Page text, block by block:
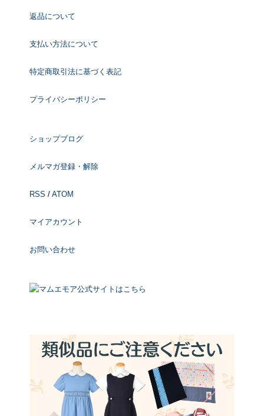
返品について
支払い方法について
特定商取引法に基づく表記
プライバシーポリシー
ショップブログ
メルマガ登録・解除
RSS / ATOM
マイアカウント
お問い合わせ
マムエモア公式サイトはこちら